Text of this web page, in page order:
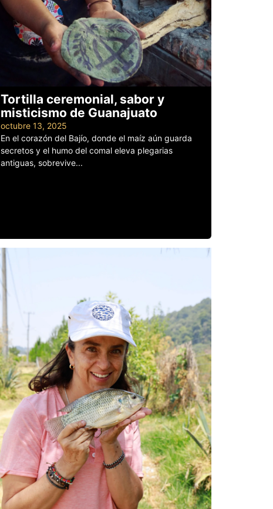
Tortilla ceremonial, sabor y
misticismo de Guanajuato
octubre 13, 2025
En el corazón del Bajío, donde el maíz aún guarda
secretos y el humo del comal eleva plegarias
antiguas, sobrevive...